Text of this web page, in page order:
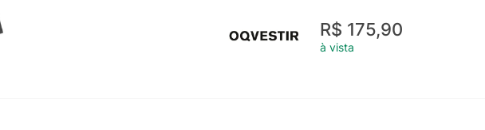
R$ 175,90
à vista